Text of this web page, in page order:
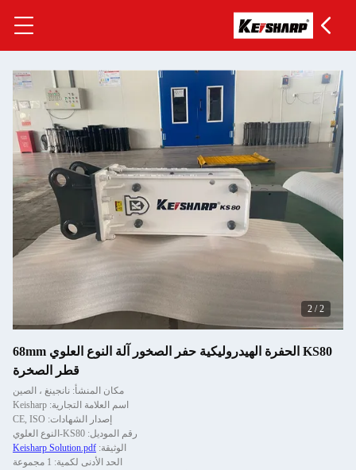
2
/
2
KS80 الحفرة الهيدروليكية حفر الصخور آلة النوع العلوي 68mm
قطر الصخرة
مكان المنشأ: نانجينغ ، الصين
اسم العلامة التجارية: Keisharp
إصدار الشهادات: CE, ISO
رقم الموديل: KS80-النوع العلوي
الوثيقة: Keisharp Solution.pdf
الحد الأدنى لكمية: 1 مجموعة